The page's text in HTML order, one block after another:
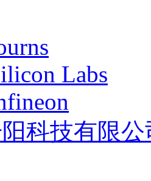
Labs
科技有限公